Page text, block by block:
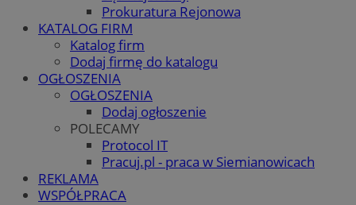
Prokuratura Rejonowa
KATALOG FIRM
Katalog firm
Dodaj firmę do katalogu
OGŁOSZENIA
OGŁOSZENIA
Dodaj ogłoszenie
POLECAMY
Protocol IT
Pracuj.pl - praca w Siemianowicach
REKLAMA
WSPÓŁPRACA